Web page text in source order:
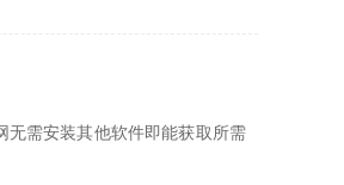
无需安装其他软件即能获取所需